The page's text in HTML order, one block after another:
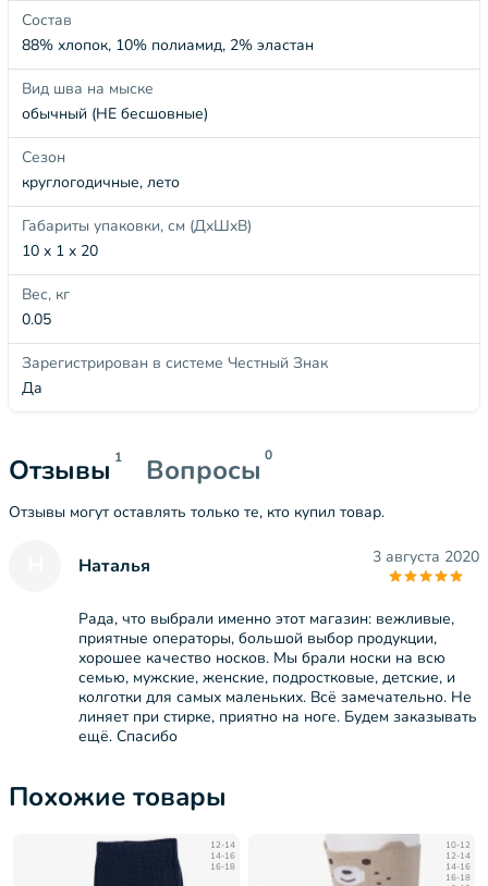
Состав
88% хлопок, 10% полиамид, 2% эластан
Вид шва на мыске
обычный (НЕ бесшовные)
Сезон
круглогодичные, лето
Габариты упаковки, см (ДхШхВ)
10 x 1 x 20
Вес, кг
0.05
Зарегистрирован в системе Честный Знак
Да
Отзывы 1 Вопросы 0
Отзывы могут оставлять только те, кто купил товар.
Наталья 3 августа 2020
Рада, что выбрали именно этот магазин: вежливые,
приятные операторы, большой выбор продукции,
хорошее качество носков. Мы брали носки на всю
семью, мужские, женские, подростковые, детские, и
колготки для самых маленьких. Всё замечательно. Не
линяет при стирке, приятно на ноге. Будем заказывать
ещё. Спасибо
Похожие товары
12-14
14-16
16-18
10-12
12-14
14-16
16-18